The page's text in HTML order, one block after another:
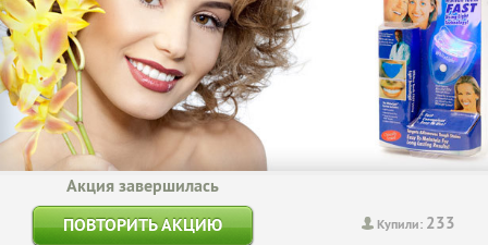
Купили: 233
Акция завершилась
ПОВТОРИТЬ АКЦИЮ